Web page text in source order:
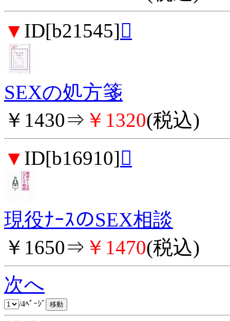
▼ ID[b21545]
SEXの処方箋
￥1430⇒ ￥1320(税込)
▼ ID[b16910]
現役ﾅｰｽのSEX相談
￥1650⇒ ￥1470(税込)
次へ
/4ﾍﾟｰｼﾞ